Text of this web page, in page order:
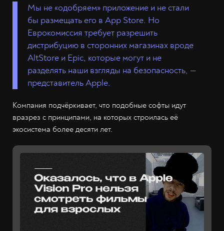
Мы не «одобряем» приложение и не стали
бы размещать его в App Store. Но
Еврокомиссия требует разрешить
дистрибуцию в сторонних магазинах вроде
AltStore и Epic, которые могут и не
разделять наши взгляды на безопасность, —
представитель Apple.
Компания подчёркивает, что подобные софты идут
вразрез с принципами, на которых строилась её
экосистема более десяти лет.